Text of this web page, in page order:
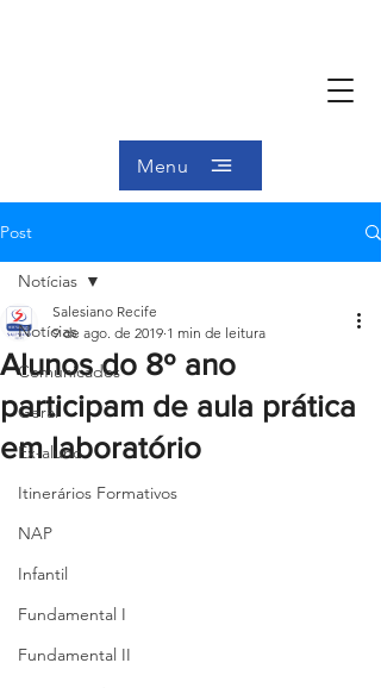
Menu
Post
Notícias
Comunicados
Geral
Ex-aluno
Itinerários Formativos
NAP
Infantil
Fundamental I
Fundamental II
Notícias
Alunos do 8º ano
participam de aula prática
em laboratório
Salesiano Recife
9 de ago. de 2019 1 min de leitura